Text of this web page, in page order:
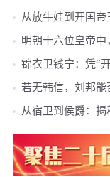
辰纲的关键人物
从放牛娃到开国帝
明朝十六位皇帝中
六十岁
锦衣卫钱宁：凭“
宦人生
若无韩信，刘邦能
人物
从宿卫到侯爵：揭
光